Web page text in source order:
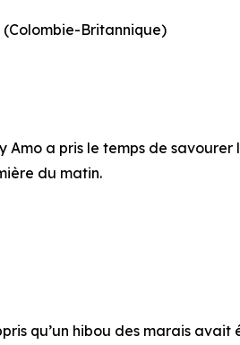
Britannique)
a pris le temps de
du matin.
qu’un hibou des marais